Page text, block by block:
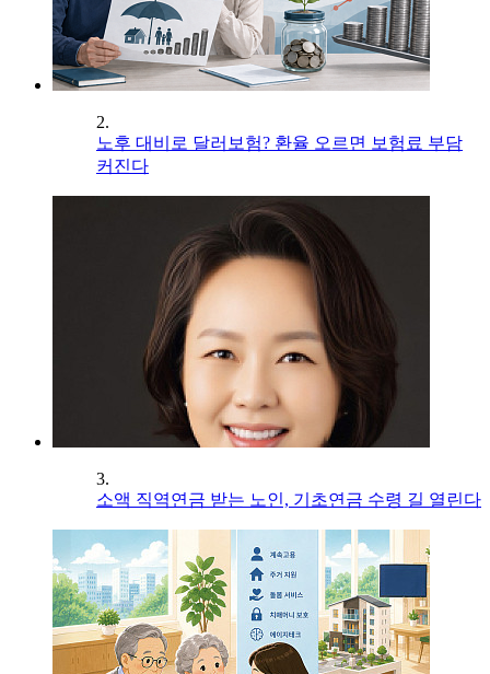
2.
노후 대비로 달러보험? 환율 오르면 보험료 부담
커진다
3.
소액 직역연금 받는 노인, 기초연금 수령 길 열린다